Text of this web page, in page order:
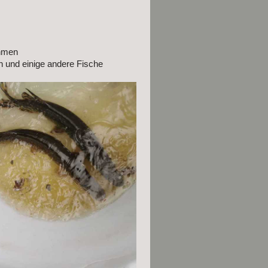
und einige andere Fische